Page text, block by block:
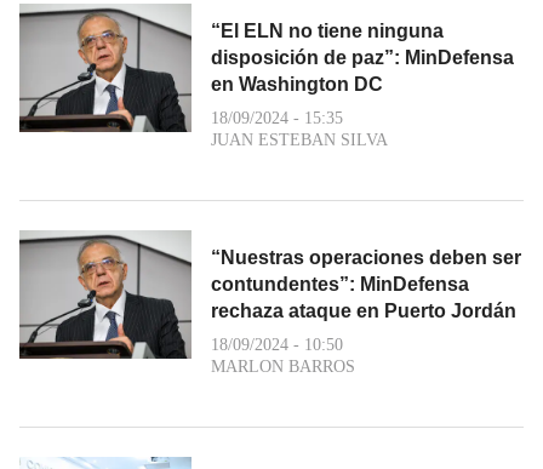
“El ELN no tiene ninguna
disposición de paz”: MinDefensa
en Washington DC
18/09/2024 - 15:35
JUAN ESTEBAN SILVA
“Nuestras operaciones deben ser
contundentes”: MinDefensa
rechaza ataque en Puerto Jordán
18/09/2024 - 10:50
MARLON BARROS